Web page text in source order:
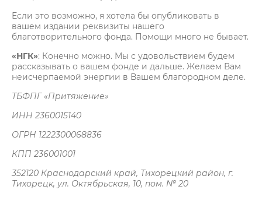
Если это возможно, я хотела бы опубликовать в
вашем издании реквизиты нашего
благотворительного фонда. Помощи много не бывает.
«НГК»: Конечно можно. Мы с удовольствием будем
рассказывать о вашем фонде и дальше. Желаем Вам
неисчерпаемой энергии в Вашем благородном деле.
ТБФПГ «Притяжение»
ИНН 2360015140
ОГРН 1222300068836
КПП 236001001
352120 Краснодарский край, Тихорецкий район, г.
Тихорецк, ул. Октябрьская, 10, пом. № 20